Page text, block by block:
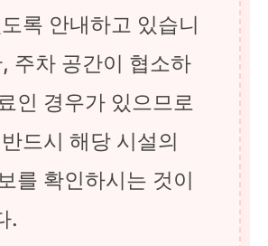
록 안내하고 있습니
주차 공간이 협소하
인 경우가 있으므로
드시 해당 시설의
를 확인하시는 것이
.